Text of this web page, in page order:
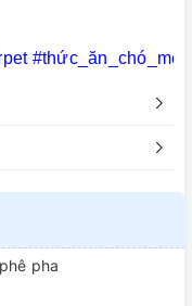
#thức_ăn_chó_mèo
pha